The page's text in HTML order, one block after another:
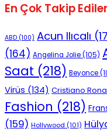
En Çok Takip
ABD (100) Acun Ilıcalı
(164) Angelina Jolie(105)
Saat (218) Beyonce
Virüs (134) Cristiano
Fashion (218)
(159) Hollywood (101)